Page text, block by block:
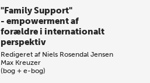
"Family Support"
- empowerment af
forældre i internationalt
perspektiv
Redigeret af Niels Rosendal Jensen
Max Kreuzer
(bog + e-bog)